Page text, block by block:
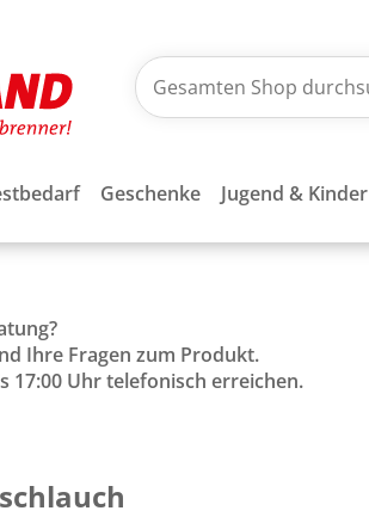
Geschenke Jugend & Kinder
Ihre Fragen zum Produkt.
17:00 Uhr telefonisch erreichen.